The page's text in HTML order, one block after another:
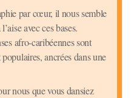
par cœur, il nous semble
avec ces bases.
afro-caribéennes sont
ancrées dans une
nous que vous dansiez